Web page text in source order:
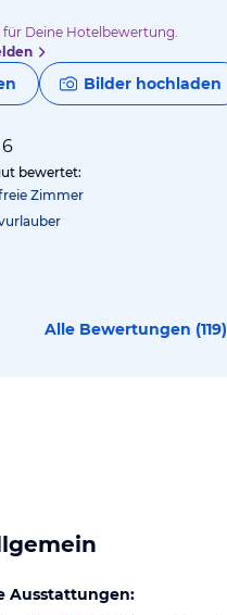
für Deine Hotelbewertung.
Bilder hochladen
bewertet:
Zimmer
Alle Bewertungen (119)
Ausstattungen: